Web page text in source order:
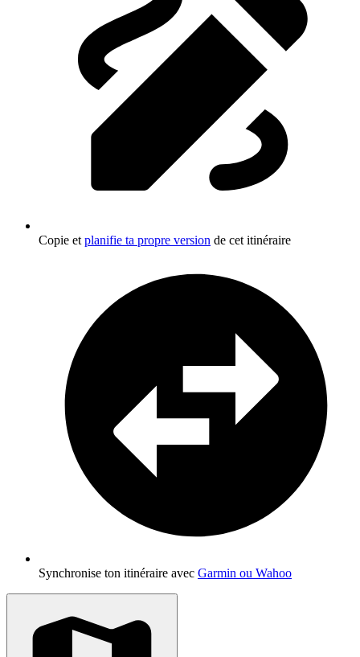
Copie et planifie ta propre version de cet itinéraire
Synchronise ton itinéraire avec Garmin ou Wahoo